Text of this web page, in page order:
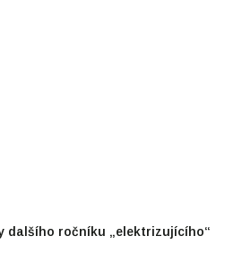
dalšího ročníku „elektrizujícího“